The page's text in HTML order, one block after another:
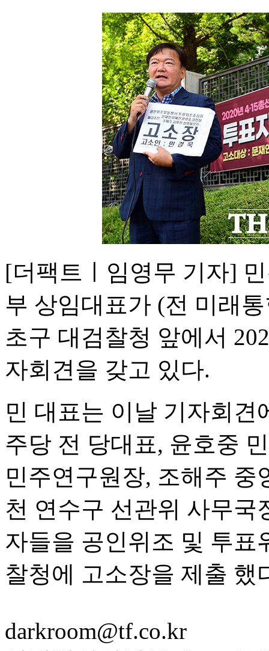
[더팩트ㅣ임영무 기자]
부 상임대표가 (전 미래
초구 대검찰청 앞에서
자회견을 갖고 있다.
민 대표는 이날 기자회견
주당 전 당대표, 윤호중
민주연구원장, 조해주
천 연수구 선관위 사무국
자들을 공인위조 및 투표
찰청에 고소장을 제출 했
darkroom@tf.co.kr